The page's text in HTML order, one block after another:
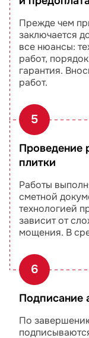
Прежде чем
заключается
все нюансы:
работ,
гарантия.
работ.
5
Проведение
плитки
Работы
сметной
технологией
зависит от
мощения. В
6
Подписание
По